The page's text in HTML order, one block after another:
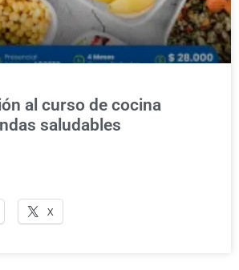
al curso de cocina
saludables
X